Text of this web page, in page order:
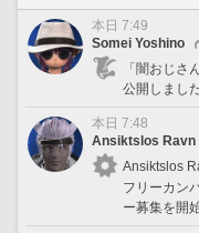
本日 7:49
Somei Yoshino
「闇おじさ
公開しました
本日 7:48
Ansiktslos Ravn
Ansiktslos
フリーカン
ー募集を開